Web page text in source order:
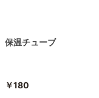
保温チューブ
￥180